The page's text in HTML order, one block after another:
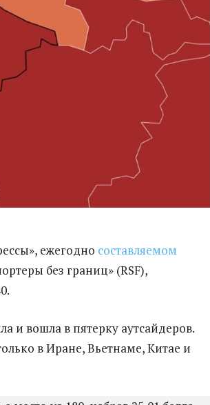
ежегодно составляемом
без границ» (RSF),
и вошла в пятерку аутсайдеров.
в Иране, Вьетнаме, Китае и